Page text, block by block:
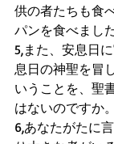
供の者たちも食
パンを食べました
5,また、安息日
息日の神聖を冒
いうことを、聖
はないのですか。
6,あなたがたに